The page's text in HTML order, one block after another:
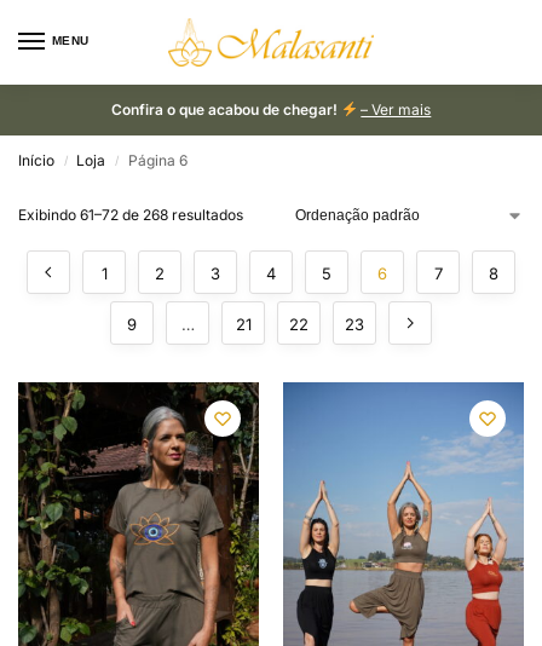
MENU
Confira o que acabou de chegar! – Ver mais
Início / Loja / Página 6
Exibindo 61–72 de 268 resultados
1 2 3 4 5 6 7 8
9 … 21 22 23